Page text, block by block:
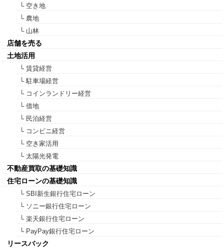
└ 空き地
└ 農地
└ 山林
店舗を売る
土地活用
└ 賃貸経営
└ 駐車場経営
└ コインランドリー経営
└ 借地
└ 民泊経営
└ コンビニ経営
└ 空き家活用
└ 太陽光発電
不動産買取の基礎知識
住宅ローンの基礎知識
└ SBI新生銀行住宅ローン
└ ソニー銀行住宅ローン
└ 楽天銀行住宅ローン
└ PayPay銀行住宅ローン
リースバック